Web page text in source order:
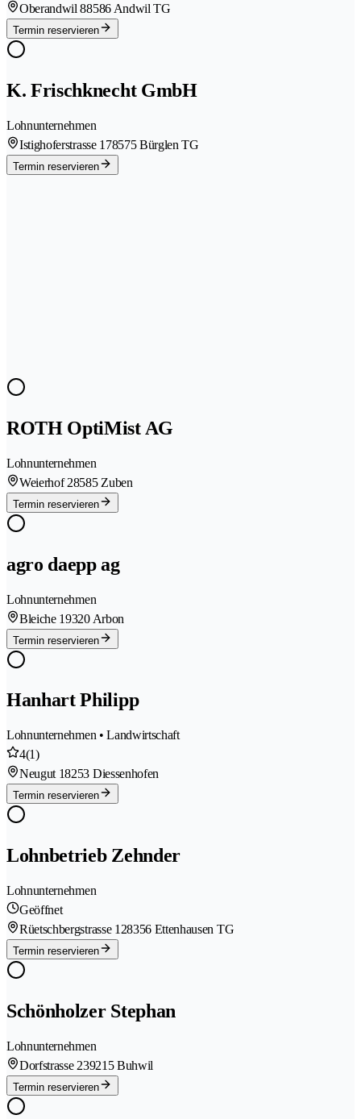
Oberandwil 88586 Andwil TG
Termin reservieren
K. Frischknecht GmbH
Lohnunternehmen
Istighoferstrasse 178575 Bürglen TG
Termin reservieren
ROTH OptiMist AG
Lohnunternehmen
Weierhof 28585 Zuben
Termin reservieren
agro daepp ag
Lohnunternehmen
Bleiche 19320 Arbon
Termin reservieren
Hanhart Philipp
Lohnunternehmen • Landwirtschaft
4(1)
Neugut 18253 Diessenhofen
Termin reservieren
Lohnbetrieb Zehnder
Lohnunternehmen
Geöffnet
Rüetschbergstrasse 128356 Ettenhausen TG
Termin reservieren
Schönholzer Stephan
Lohnunternehmen
Dorfstrasse 239215 Buhwil
Termin reservieren